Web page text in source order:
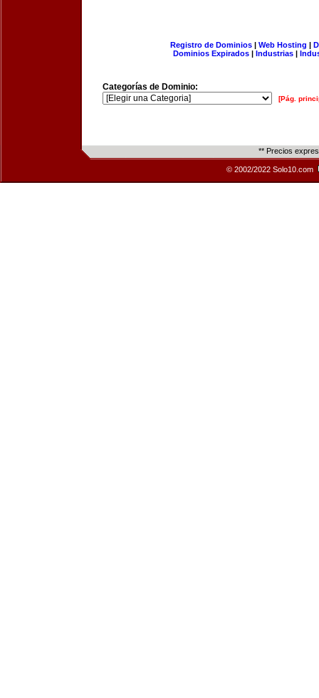
Registro de Dominios| Web Hosting |
Dominios Expirados | Industrias |
Categorías de Dominio:
[Pág.
** Precios
© 2002/2022 Solo10.com